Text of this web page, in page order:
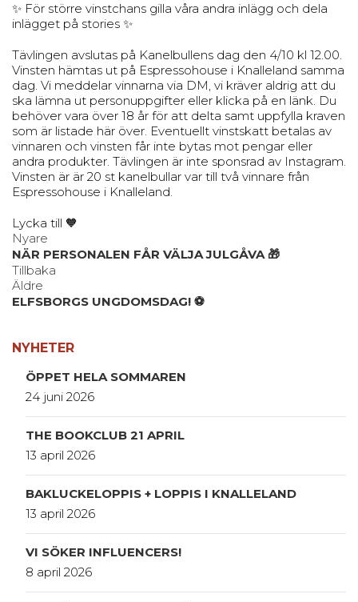
✨ För större vinstchans gilla våra andra inlägg och dela
inlägget på stories ✨
Tävlingen avslutas på Kanelbullens dag den 4/10 kl 12.00.
Vinsten hämtas ut på Espressohouse i Knalleland samma
dag. Vi meddelar vinnarna via DM, vi kräver aldrig att du
ska lämna ut personuppgifter eller klicka på en länk. Du
behöver vara över 18 år för att delta samt uppfylla kraven
som är listade här över. Eventuellt vinstskatt betalas av
vinnaren och vinsten får inte bytas mot pengar eller
andra produkter. Tävlingen är inte sponsrad av Instagram.
Vinsten är är 20 st kanelbullar var till två vinnare från
Espressohouse i Knalleland.
Lycka till 🧡
Nyare
NÄR PERSONALEN FÅR VÄLJA JULGÅVA 🎁
Tillbaka
Äldre
ELFSBORGS UNGDOMSDAG! ⚽️
NYHETER
ÖPPET HELA SOMMAREN
24 juni 2026
THE BOOKCLUB 21 APRIL
13 april 2026
BAKLUCKELOPPIS + LOPPIS I KNALLELAND
13 april 2026
VI SÖKER INFLUENCERS!
8 april 2026